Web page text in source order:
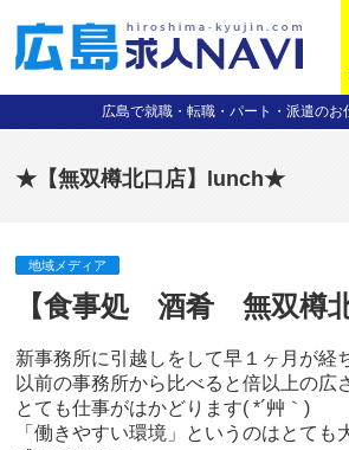
広島で就職・転職・パート・派遣のお
★【無双樽北口店】lunch★
地域メディア
【食事処 酒肴 無双樽北
新事務所に引越しをして早１ヶ月が経
以前の事務所から比べると倍以上の広
とても仕事がはかどります( *´艸｀)
「働きやすい環境」というのはとても